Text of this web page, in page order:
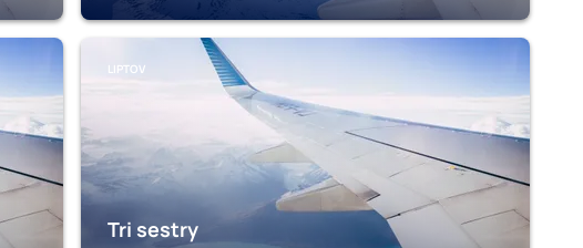
LIPTOV
Tri sestry